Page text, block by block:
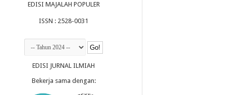
EDISI MAJALAH POPULER
ISSN : 2528-0031
EDISI JURNAL ILMIAH
Bekerja sama dengan: